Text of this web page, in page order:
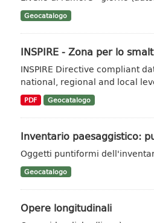
Geocatalogo
INSPIRE - Zona per lo
INSPIRE Directive compliant
national, regional and local
PDF Geocatalogo
Inventario paesaggistico:
Oggetti puntiformi
Geocatalogo
Opere longitudinali